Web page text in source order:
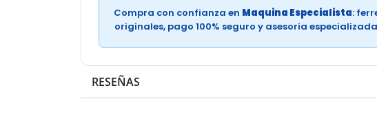
Compra con confianza en Maquina Especialista:
originales, pago 100% seguro y asesoria
RESEÑAS